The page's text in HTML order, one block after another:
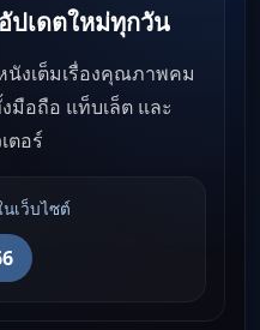
ปเดตใหม่ทุกวัน
งเต็มเรื่องคุณภาพคม
มือถือ แท็บเล็ต และ
ตอร์
เว็บไซต์